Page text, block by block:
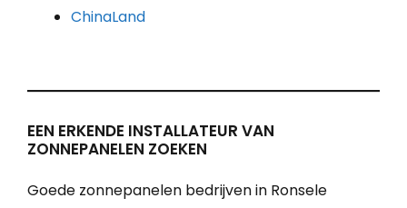
ChinaLand
EEN ERKENDE INSTALLATEUR VAN
ZONNEPANELEN ZOEKEN
Goede zonnepanelen bedrijven in Ronsele